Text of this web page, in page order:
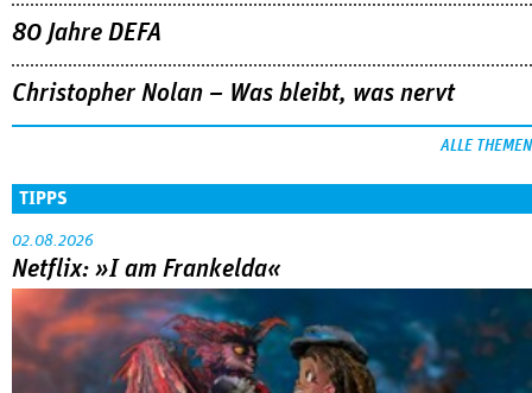
80 Jahre DEFA
Christopher Nolan – Was bleibt, was nervt
ALLE THEMEN
TIPPS
02.08.2026
Netflix: »I am Frankelda«